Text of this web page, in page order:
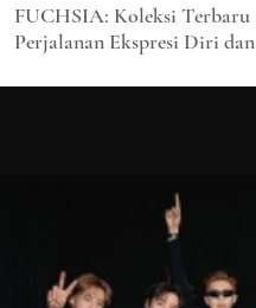
FUCHSIA: Koleksi
Perjalanan Ekspresi Diri